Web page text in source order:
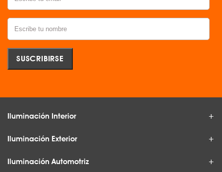
Iluminación Interior
Iluminación Exterior
Iluminación Automotriz